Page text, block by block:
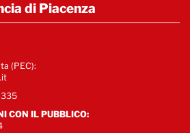
di Piacenza
(PEC):
CON IL PUBBLICO: